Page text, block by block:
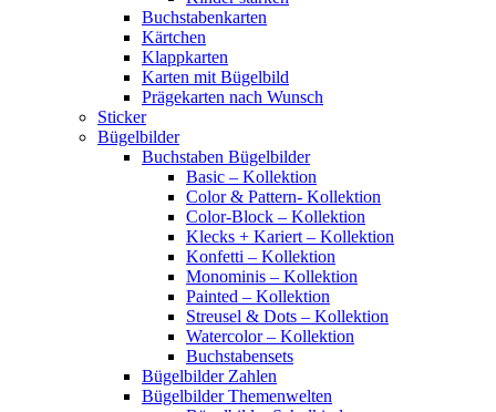
Buchstabenkarten
Kärtchen
Klappkarten
Karten mit Bügelbild
Prägekarten nach Wunsch
Sticker
Bügelbilder
Buchstaben Bügelbilder
Basic – Kollektion
Color & Pattern- Kollektion
Color-Block – Kollektion
Klecks + Kariert – Kollektion
Konfetti – Kollektion
Monominis – Kollektion
Painted – Kollektion
Streusel & Dots – Kollektion
Watercolor – Kollektion
Buchstabensets
Bügelbilder Zahlen
Bügelbilder Themenwelten